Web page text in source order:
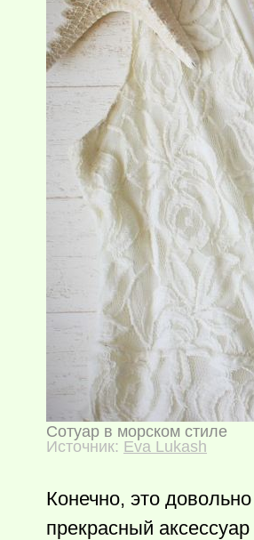
Сотуар в морском стиле
Источник: Eva Lukash
Конечно, это
прекрасный